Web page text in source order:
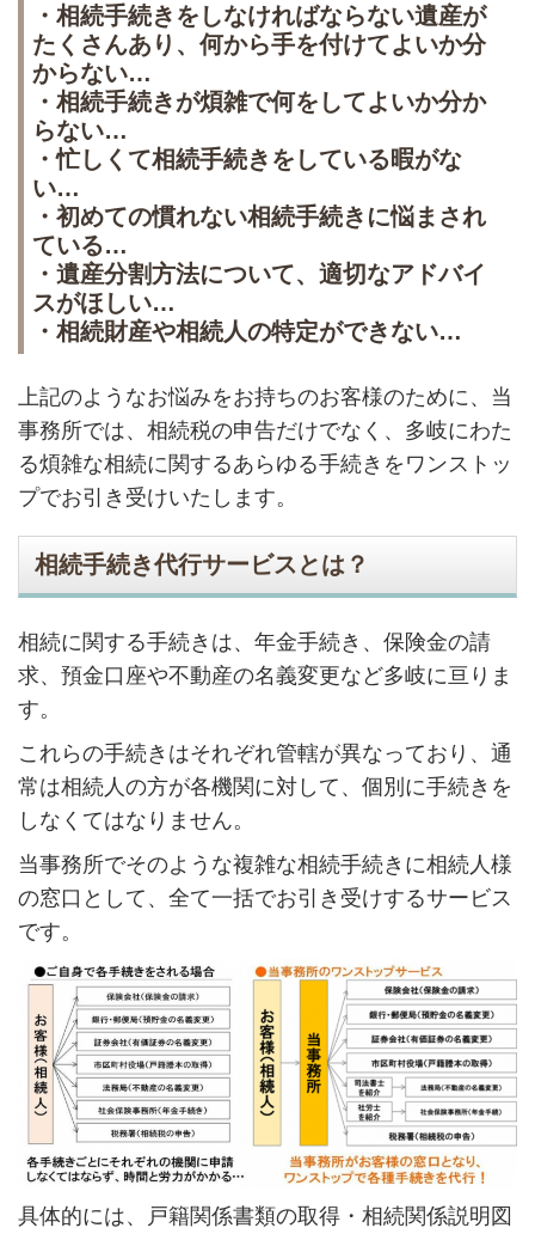
・相続手続きをしなければならない遺産が
たくさんあり、何から手を付けてよいか分
からない…
・相続手続きが煩雑で何をしてよいか分か
らない…
・忙しくて相続手続きをしている暇がな
い…
・初めての慣れない相続手続きに悩まされ
ている…
・遺産分割方法について、適切なアドバイ
スがほしい…
・相続財産や相続人の特定ができない…
上記のようなお悩みをお持ちのお客様のために、当
事務所では、相続税の申告だけでなく、多岐にわた
る煩雑な相続に関するあらゆる手続きをワンストッ
プでお引き受けいたします。
相続手続き代行サービスとは？
相続に関する手続きは、年金手続き、保険金の請
求、預金口座や不動産の名義変更など多岐に亘りま
す。
これらの手続きはそれぞれ管轄が異なっており、通
常は相続人の方が各機関に対して、個別に手続きを
しなくてはなりません。
当事務所でそのような複雑な相続手続きに相続人様
の窓口として、全て一括でお引き受けするサービス
です。
具体的には、戸籍関係書類の取得・相続関係説明図